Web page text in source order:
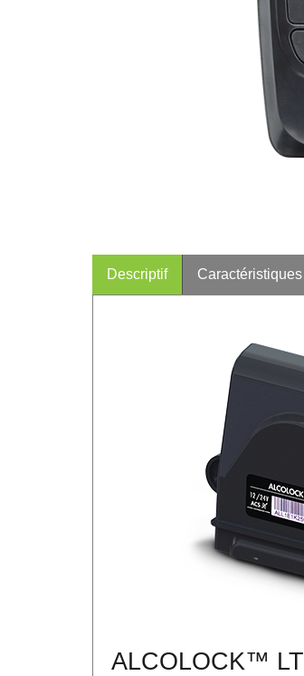
Descriptif Caractéristiques
ALCOLOCK™ LT